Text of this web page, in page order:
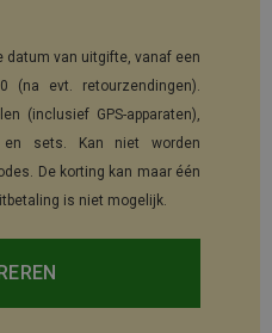
datum van uitgifte, vanaf een
(na evt. retourzendingen).
(inclusief GPS-apparaten),
en sets. Kan niet worden
De korting kan maar één
is niet mogelijk.